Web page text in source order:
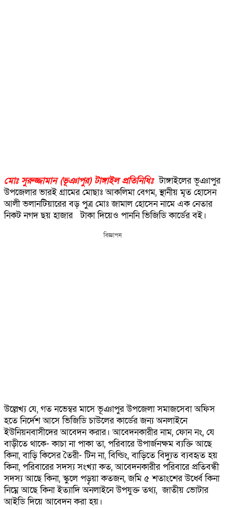
মোঃ সুরুজ্জামান (ভূঞাপুর) টাঙ্গাইল প্রতিনিধিঃটাঙ্গাইলের ভূঞাপুর
উপজেলার ভারই গ্রামের মোছাঃ আকলিমা বেগম, স্থানীয় মৃত হোসেন
আলী ভলানটিয়ারের বড় পুত্র মোঃ জামাল হোসেন নামে এক নেতার
নিকট নগদ ছয় হাজার টাকা দিয়েও পাননি ভিজিডি কার্ডের বই।
বিজ্ঞাপন
উল্লেখ্য যে, গত নভেম্বর মাসে ভূঞাপুর উপজেলা সমাজসেবা অফিস
হতে নির্দেশ আসে ভিজিডি চাউলের কার্ডের জন্য অনলাইনে
ইউনিয়নবাসীদের আবেদন করার। আবেদনকারীর নাম, ফোন নং, যে
বাড়ীতে থাকে- কাচা না পাকা তা, পরিবারে উপার্জনক্ষম ব্যক্তি আছে
কিনা, বাড়ি কিসের তৈরী- টিন না, বিল্ডিং, বাড়িতে বিদ্যুত ব্যবহৃত হয়
কিনা, পরিবারের সদস্য সংখ্যা কত, আবেদনকারীর পরিবারে প্রতিবন্ধী
সদস্য আছে কিনা, স্কুলে পড়ৃয়া কতজন, জমি ৫ শতাংশের উর্ধ্বে কিনা
নিম্নে আছে কিনা ইত্যাদি অনলাইনে উপযুক্ত তথ্য, জাতীয় ভোটার
আইডি দিয়ে আবেদন করা হয়।